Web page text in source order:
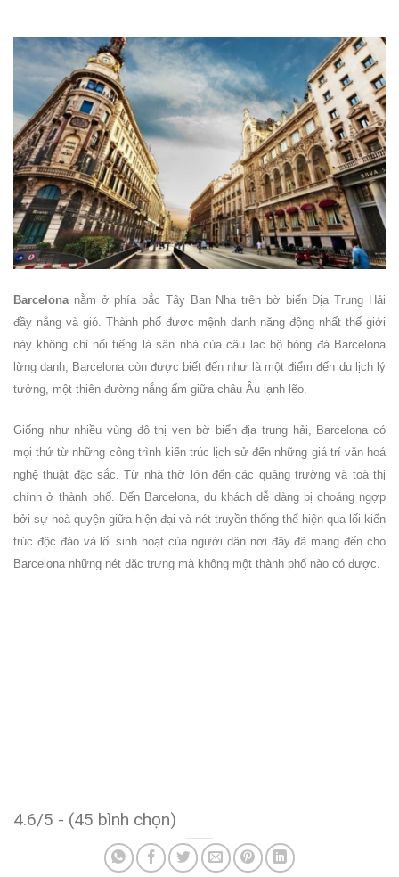
Barcelonanằm ở phía bắc Tây Ban Nha trên bờ biển Địa Trung Hải
đầy nắng và gió. Thành phố được mệnh danh năng động nhất thế giới
này không chỉ nổi tiếng là sân nhà của câu lạc bộ bóng đá Barcelona
lừng danh, Barcelona còn được biết đến như là một điểm đến du lịch lý
tưởng, một thiên đường nắng ấm giữa châu Âu lạnh lẽo.
Giống như nhiều vùng đô thị ven bờ biển địa trung hải, Barcelona có
mọi thứ từ những công trình kiến trúc lịch sử đến những giá trí văn hoá
nghệ thuật đặc sắc. Từ nhà thờ lớn đến các quảng trường và toà thị
chính ở thành phố. Đến Barcelona, du khách dễ dàng bị choáng ngợp
bởi sự hoà quyện giữa hiện đại và nét truyền thống thể hiện qua lối kiến
trúc độc đáo và lối sinh hoạt của người dân nơi đây đã mang đến cho
Barcelona những nét đặc trưng mà không một thành phố nào có được.
4.6/5 - (45 bình chọn)